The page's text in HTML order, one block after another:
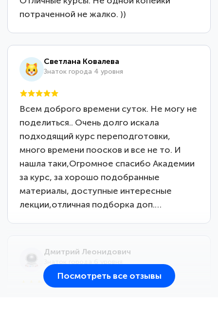
потраченной не жалко. ))
Светлана Ковалева
Знаток города 4 уровня
Всем доброго времени суток. Не могу не
поделиться.. Очень долго искала
подходящий курс переподготовки,
много времени поосков и все не то. И
нашла таки,Огромное спасибо Академии
за курс, за хорошо подобранные
материалы, доступные интересные
лекции,отличная подборка доп.…
Дмитрий Леонидович
Посмотреть все отзывы